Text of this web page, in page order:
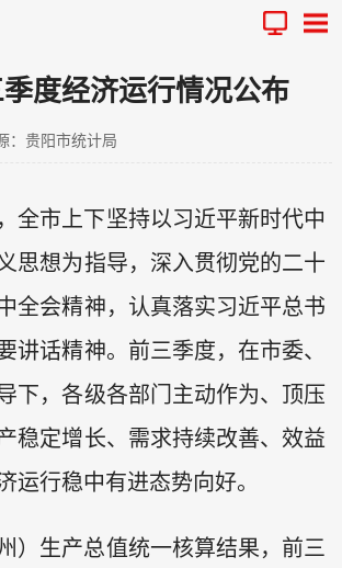
度经济运行情况公布
：贵阳市统计局
全市上下坚持以习近平新时代中
思想为指导，深入贯彻党的二十
全会精神，认真落实习近平总书
讲话精神。前三季度，在市委、
下，各级各部门主动作为、顶压
稳定增长、需求持续改善、效益
运行稳中有进态势向好。
）生产总值统一核算结果，前三